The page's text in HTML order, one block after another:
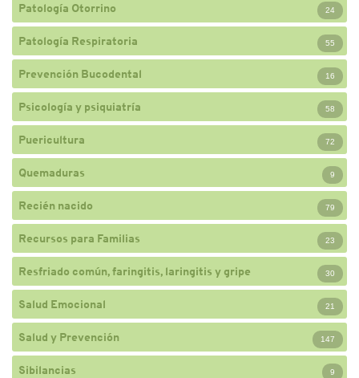
Patología Otorrino 24
Patología Respiratoria 55
Prevención Bucodental 16
Psicología y psiquiatría 58
Puericultura 72
Quemaduras 9
Recién nacido 79
Recursos para Familias 23
Resfriado común, faringitis, laringitis y gripe 30
Salud Emocional 21
Salud y Prevención 147
Sibilancias 9